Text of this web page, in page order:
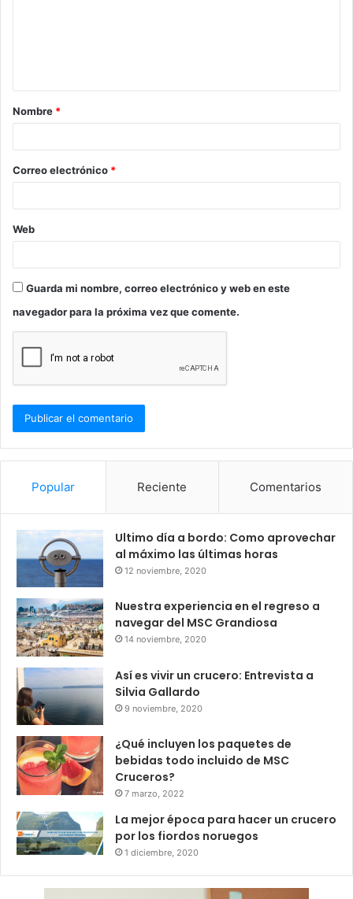
a
r
*
Nombre *
Correo electrónico *
Web
Guarda mi nombre, correo electrónico y web en este
navegador para la próxima vez que comente.
Popular Reciente Comentarios
Ultimo día a bordo: Como aprovechar
al máximo las últimas horas
12 noviembre, 2020
Nuestra experiencia en el regreso a
navegar del MSC Grandiosa
14 noviembre, 2020
Así es vivir un crucero: Entrevista a
Silvia Gallardo
9 noviembre, 2020
¿Qué incluyen los paquetes de
bebidas todo incluido de MSC
Cruceros?
7 marzo, 2022
La mejor época para hacer un crucero
por los fiordos noruegos
1 diciembre, 2020